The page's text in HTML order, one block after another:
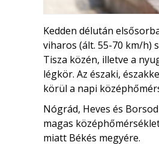
Kedden délután
viharos (ált. 55-70 km/h)
Tisza közén, illetve a
légkör. Az északi,
körül a napi
Nógrád, Heves és
magas
miatt Békés megyére.